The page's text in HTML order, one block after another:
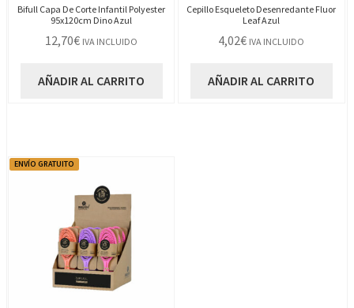
Bifull Capa De Corte Infantil Polyester
95x120cm Dino Azul
12,70€ IVA INCLUIDO
AÑADIR AL CARRITO
Cepillo Esqueleto Desenredante Fluor
Leaf Azul
4,02€ IVA INCLUIDO
AÑADIR AL CARRITO
ENVÍO GRATUITO